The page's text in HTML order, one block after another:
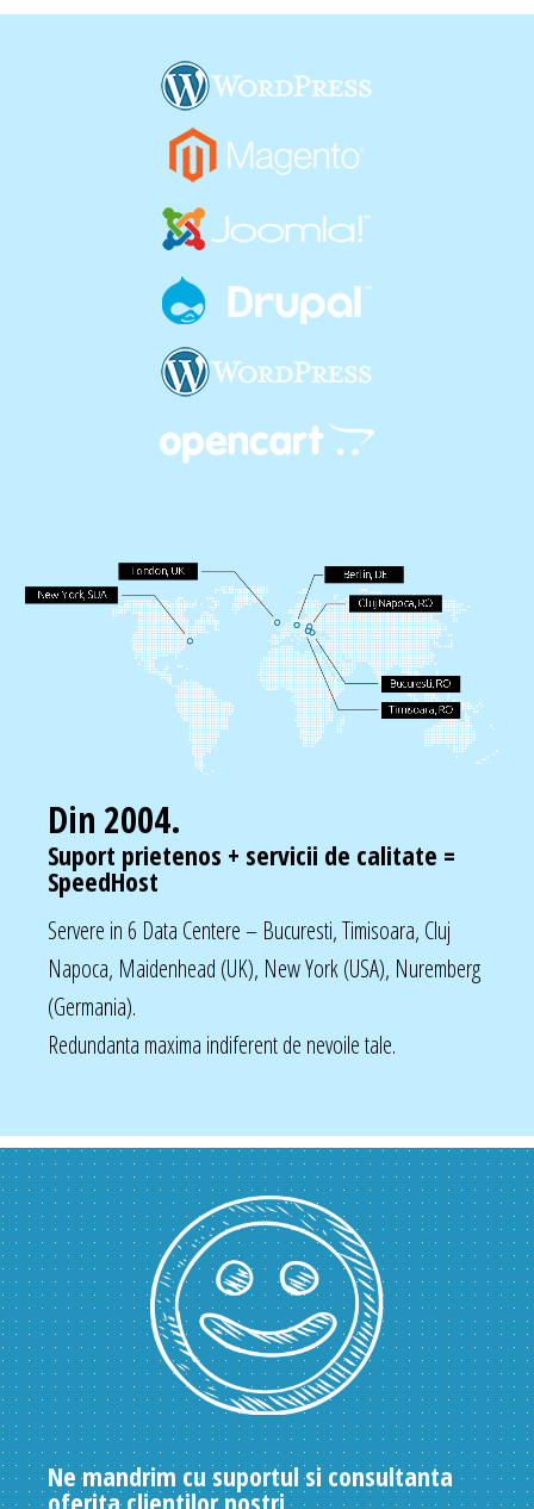
Din 2004.
Suport prietenos + servicii de calitate =
SpeedHost
Servere in 6 Data Centere – Bucuresti, Timisoara, Cluj
Napoca, Maidenhead (UK), New York (USA), Nuremberg
(Germania).
Redundanta maxima indiferent de nevoile tale.
Ne mandrim cu suportul si consultanta
oferita clientilor nostri.